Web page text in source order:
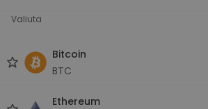
Valiuta
Bitcoin
BTC
Ethereum